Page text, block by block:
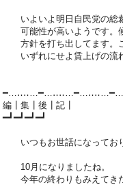
いよいよ明日自民党の総裁
可能性が高いようです。
方針を打ち出してます。
いずれにせよ賃上げの流
編┃集┃後┃記┃
━┛━┛━┛━┛
いつもお世話になっており
10月になりましたね。
今年の終わりもみえてきた